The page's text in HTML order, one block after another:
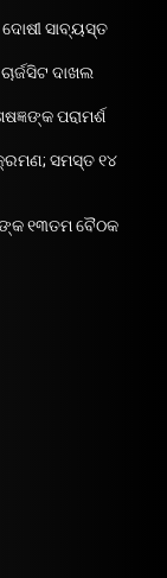
ସାବ୍ୟସ୍ତ
ଦାଖଲ
ପରାମର୍ଶ
ସମସ୍ତ ୧୪
୧୩ତମ ବୈଠକ